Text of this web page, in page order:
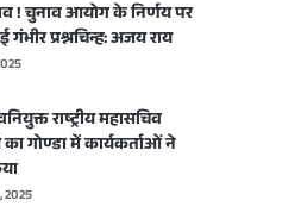
! चुनाव आयोग के निर्णय पर
प्रश्नचिन्ह: अजय राय
राष्ट्रीय महासचिव
गोण्डा में कार्यकर्ताओं ने
2025